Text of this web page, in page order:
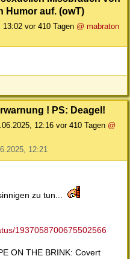
Humor auf. (owT)
13:02 vor 410 Tagen @ mabraton
! PS: Deagel!
12:16 vor 410 Tagen @
12:21
zu tun...
1937058700675502566
ON THE BRINK: Covert